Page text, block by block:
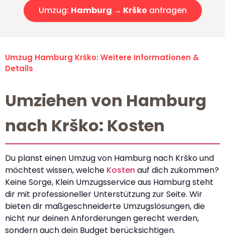
Umzug: Hamburg → Krško anfragen
Umzug Hamburg Krško: Weitere Informationen &
Details
Umziehen von Hamburg
nach Krško: Kosten
Du planst einen Umzug von Hamburg nach Krško und
möchtest wissen, welche Kosten auf dich zukommen?
Keine Sorge, Klein Umzugsservice aus Hamburg steht
dir mit professioneller Unterstützung zur Seite. Wir
bieten dir maßgeschneiderte Umzugslösungen, die
nicht nur deinen Anforderungen gerecht werden,
sondern auch dein Budget berücksichtigen.